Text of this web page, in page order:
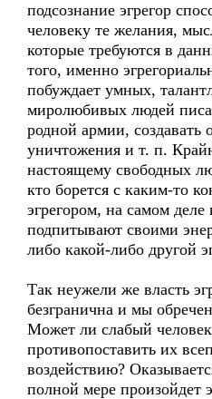
подсознание эгрегор
человеку те желания,
которые требуются в
того, именно
побуждает умных,
миролюбивых людей
родной армии, создавать
уничтожения и т. п.
настоящему свободных
кто борется с каким-то
эгрегором, на самом деле
подпитывают своими
либо какой-либо другой
Так неужели же власть
безгранична и мы
Может ли слабый
противопоставить их
воздействию?
полной мере произойдет